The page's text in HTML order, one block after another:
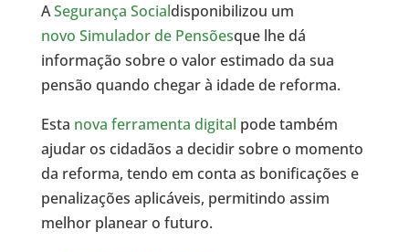
ASegurança Socialdisponibilizou um
novo Simulador de Pensõesque lhe dá
informação sobre o valor estimado da sua
pensão quando chegar à idade de reforma.
Esta nova ferramenta digital pode também
ajudar os cidadãos a decidir sobre o momento
da reforma, tendo em conta as bonificações e
penalizações aplicáveis, permitindo assim
melhor planear o futuro.